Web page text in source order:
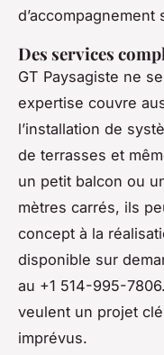
d’accompagnement
Des services
GT Paysagiste ne
expertise couvre
l’installation de
de terrasses et
un petit balcon ou
mètres carrés, ils
concept à la
disponible sur
au +1 514-995-
veulent un projet
imprévus.